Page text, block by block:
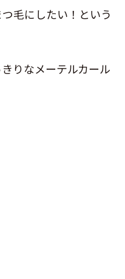
毛にしたい！という
りなメーテルカール